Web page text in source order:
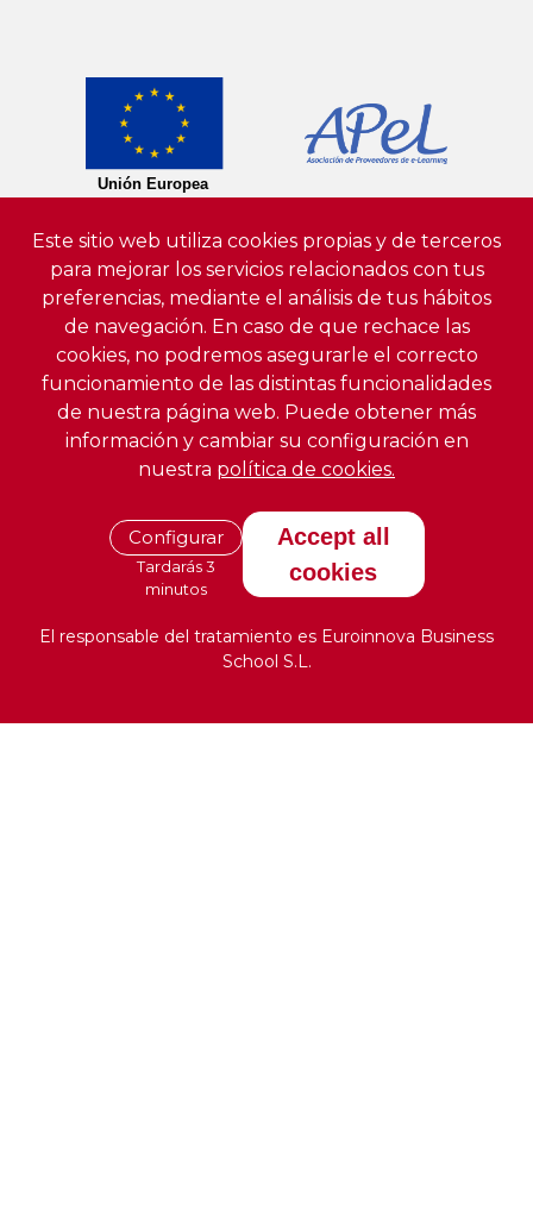
Este sitio web utiliza cookies propias y de terceros
para mejorar los servicios relacionados con tus
preferencias, mediante el análisis de tus hábitos
de navegación. En caso de que rechace las
cookies, no podremos asegurarle el correcto
funcionamiento de las distintas funcionalidades
de nuestra página web. Puede obtener más
información y cambiar su configuración en
nuestra política de cookies.
Configurar
Tardarás 3
minutos
Accept all
cookies
El responsable del tratamiento es Euroinnova Business
School S.L.